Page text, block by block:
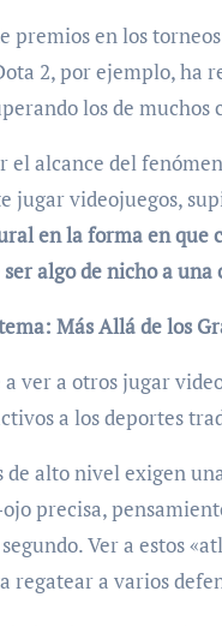
premios en los
2, por ejemplo, ha
los de
el alcance del
jugar videojuegos,
en la forma en
algo de nicho a
Más Allá de los
ver a otros jugar
a los deportes
de alto nivel exigen
precisa,
Ver a estos
regatear a varios